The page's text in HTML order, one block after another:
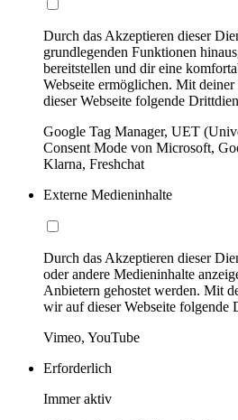
Durch das Akzeptieren dieser
grundlegenden Funktionen
bereitstellen und dir eine
Webseite ermöglichen. Mit
dieser Webseite folgende
Google Tag Manager, UET
Consent Mode von Microsoft,
Klarna, Freshchat
Externe Medieninhalte
Durch das Akzeptieren dieser
oder andere Medieninhalte
Anbietern gehostet werden. Mit
wir auf dieser Webseite folgende
Vimeo, YouTube
Erforderlich
Immer aktiv